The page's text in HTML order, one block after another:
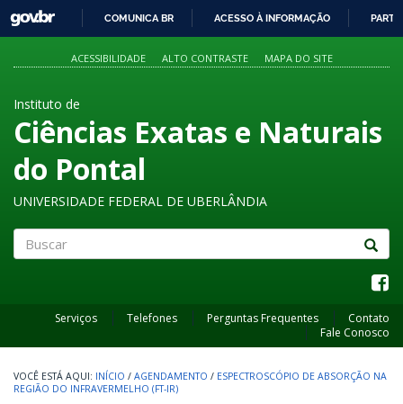
PARA
O
GOVBR
COMUNICA BR ACESSO À INFORMAÇÃO
ACESSIBILIDADE ALTO CONTRASTE MAPA DO SITE
Instituto de
Ciências Exatas e Naturais
do Pontal
UNIVERSIDADE FEDERAL DE UBERLÂNDIA
Serviços Telefones Perguntas Frequentes
Contato
Fale Conosco
INÍCIO / AGENDAMENTO / ESPECTROSCÓPIO DE ABSORÇÃO NA
REGIÃO DO INFRAVERMELHO (FT-IR)